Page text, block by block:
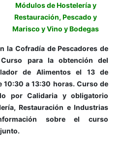
Módulos de Hostelería y
Restauración, Pescado y
Marisco y Vino y Bodegas
Cofradía de Pescadores de
para la obtención del
de Alimentos el 13 de
10:30 a 13:30 horas. Curso de
por Calidaria y obligatorio
Restauración e Industrias
sobre el curso